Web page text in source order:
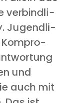
ver­bind­li­
Jugend­li­
Kom­pro­
und
auch mit